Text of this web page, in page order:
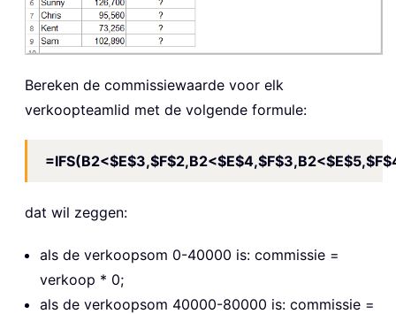
Bereken de commissiewaarde voor elk
verkoopteamlid met de volgende formule:
dat wil zeggen:
als de verkoopsom 0-40000 is: commissie =
verkoop * 0;
als de verkoopsom 40000-80000 is: commissie =